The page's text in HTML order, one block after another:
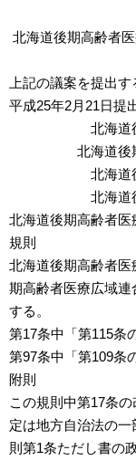
北海道後期高齢者
上記の議案を提出す
平成25年2月21日提
北海道
北海道後
北海道
北海道
北海道後期高齢者
規則
北海道後期高齢者
期高齢者医療広域
する。
第17条中「第115条
第97条中「第109条
附則
この規則中第17条
定は地方自治法の
則第1条ただし書の